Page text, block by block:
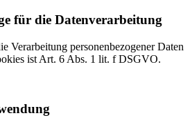
für die Datenverarbeitung
Verarbeitung personenbezogener Daten
ist Art. 6 Abs. 1 lit. f DSGVO.